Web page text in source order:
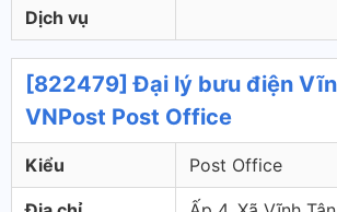
Dịch vụ
[822479] Đại lý bưu điện
VNPost Post Office
Kiểu Post Office